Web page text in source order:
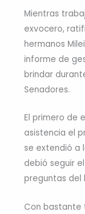
Mientras
exvocero,
hermanos
informe de
brindar
Senadores.
El primero de
asistencia el
se extendió a
debió seguir
preguntas del
Con bastante